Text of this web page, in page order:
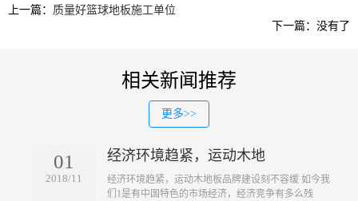
上一篇： 质量好篮球地板施工单位
下一篇：没有了
相关新闻推荐
更多>>
01
2018/11
经济环境趋紧，运动木地
​经济环境趋紧，运动木地板品牌建设刻不容缓 如今我
们1是有中国特色的市场经济，经济竞争有多么残